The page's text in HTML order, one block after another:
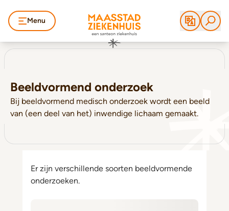
Menu
Beeldvormend onderzoek
Bij beeldvormend medisch onderzoek wordt een beeld
van (een deel van het) inwendige lichaam gemaakt.
Er zijn verschillende soorten beeldvormende
onderzoeken.